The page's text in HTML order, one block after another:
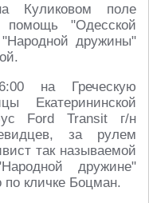
Куликовом поле
"Одесской
дружины"
на Греческую
Екатерининской
Ford Transit г/н
за рулем
так называемой
дружине"
по кличке Боцман.